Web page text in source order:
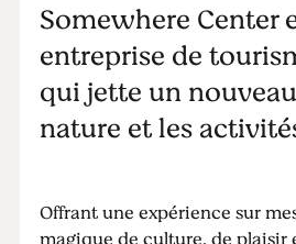
Somewhere Center
entreprise de
qui jette un
nature et les
Offrant une expérience sur